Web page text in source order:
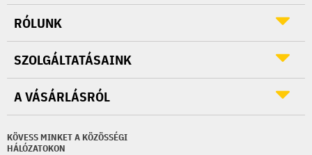
KÖVESS MINKET A KÖZÖSSÉGI
HÁLÓZATOKON
RÓLUNK
SZOLGÁLTATÁSAINK
A VÁSÁRLÁSRÓL